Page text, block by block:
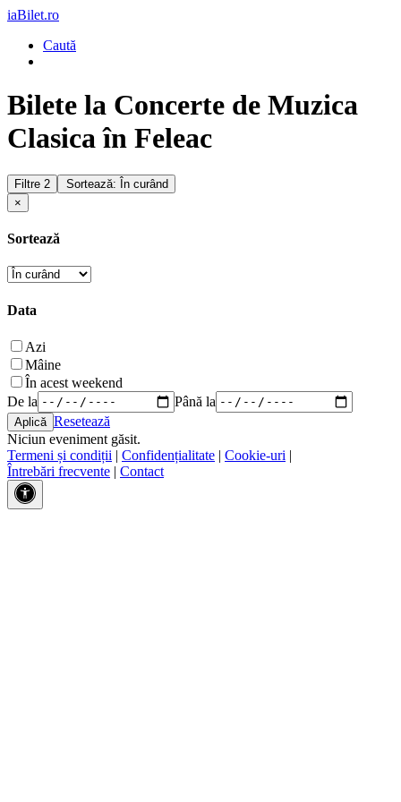
iaBilet.ro
Caută
Bilete la Concerte de Muzica
Clasica în Feleac
Filtre 2
Sortează: În curând
×
Sortează
Data
Azi
Mâine
În acest weekend
De la
Până la
Resetează
Niciun eveniment găsit.
Termeni și condiții | Confidențialitate | Cookie-uri |
Întrebări frecvente | Contact